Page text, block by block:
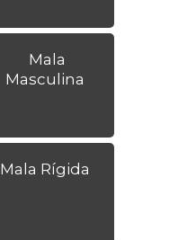
Mala
Masculina
Mala Rígida